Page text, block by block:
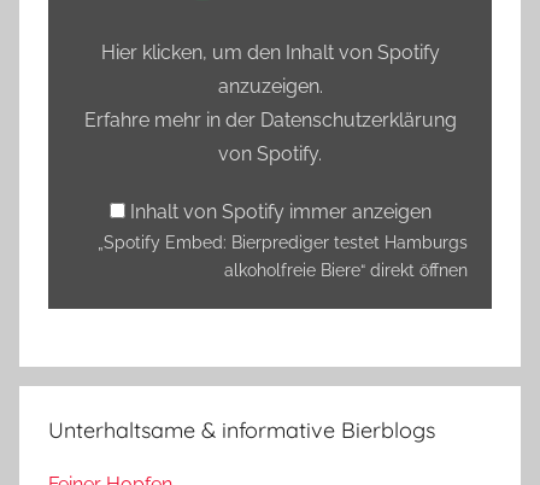
anzeigen
Hier klicken, um den Inhalt von Spotify
anzuzeigen.
Erfahre mehr in der Datenschutzerklärung
von Spotify.
Inhalt von Spotify immer anzeigen
„Spotify Embed: Bierprediger testet Hamburgs
alkoholfreie Biere“ direkt öffnen
Unterhaltsame & informative Bierblogs